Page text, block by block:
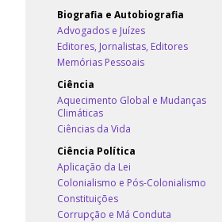
Biografia e Autobiografia
Advogados e Juízes
Editores, Jornalistas, Editores
Memórias Pessoais
Ciência
Aquecimento Global e Mudanças
Climáticas
Ciências da Vida
Ciência Política
Aplicação da Lei
Colonialismo e Pós-Colonialismo
Constituições
Corrupção e Má Conduta